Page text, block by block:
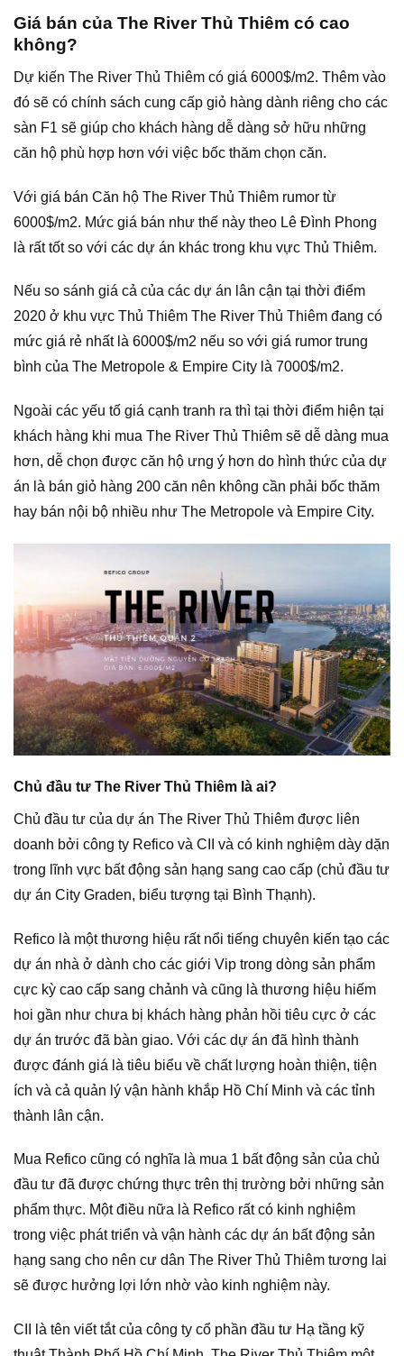
Giá bán của The River Thủ Thiêm có cao
không?
Dự kiến The River Thủ Thiêm có giá 6000$/m2. Thêm vào
đó sẽ có chính sách cung cấp giỏ hàng dành riêng cho các
sàn F1 sẽ giúp cho khách hàng dễ dàng sở hữu những
căn hộ phù hợp hơn với việc bốc thăm chọn căn.
Với giá bán Căn hộ The River Thủ Thiêm rumor từ
6000$/m2. Mức giá bán như thế này theo Lê Đình Phong
là rất tốt so với các dự án khác trong khu vực Thủ Thiêm.
Nếu so sánh giá cả của các dự án lân cận tại thời điểm
2020 ở khu vực Thủ Thiêm The River Thủ Thiêm đang có
mức giá rẻ nhất là 6000$/m2 nếu so với giá rumor trung
bình của The Metropole & Empire City là 7000$/m2.
Ngoài các yếu tố giá cạnh tranh ra thì tại thời điểm hiện tại
khách hàng khi mua The River Thủ Thiêm sẽ dễ dàng mua
hơn, dễ chọn được căn hộ ưng ý hơn do hình thức của dự
án là bán giỏ hàng 200 căn nên không cần phải bốc thăm
hay bán nội bộ nhiều như The Metropole và Empire City.
Chủ đầu tư The River Thủ Thiêm là ai?
Chủ đầu tư của dự án The River Thủ Thiêm được liên
doanh bởi công ty Refico và CII và có kinh nghiệm dày dặn
trong lĩnh vực bất động sản hạng sang cao cấp (chủ đầu tư
dự án City Graden, biểu tượng tại Bình Thạnh).
Refico là một thương hiệu rất nổi tiếng chuyên kiến tạo các
dự án nhà ở dành cho các giới Vip trong dòng sản phẩm
cực kỳ cao cấp sang chảnh và cũng là thương hiệu hiếm
hoi gần như chưa bị khách hàng phản hồi tiêu cực ở các
dự án trước đã bàn giao. Với các dự án đã hình thành
được đánh giá là tiêu biểu về chất lượng hoàn thiện, tiện
ích và cả quản lý vận hành khắp Hồ Chí Minh và các tỉnh
thành lân cận.
Mua Refico cũng có nghĩa là mua 1 bất động sản của chủ
đầu tư đã được chứng thực trên thị trường bởi những sản
phẩm thực. Một điều nữa là Refico rất có kinh nghiệm
trong việc phát triển và vận hành các dự án bất động sản
hạng sang cho nên cư dân The River Thủ Thiêm tương lai
sẽ được hưởng lợi lớn nhờ vào kinh nghiệm này.
CII là tên viết tắt của công ty cổ phần đầu tư Hạ tầng kỹ